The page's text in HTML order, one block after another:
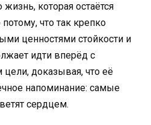
которая остаётся
что так крепко
ценностями стойкости и
идти вперёд с
доказывая, что её
напоминание: самые
сердцем.